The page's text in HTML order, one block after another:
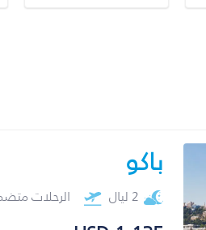
باكو
2 ليال الرحلات